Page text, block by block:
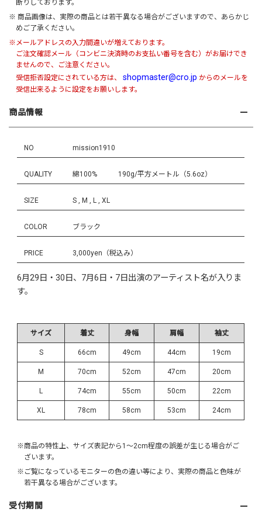
断りしております。
※ 商品画像は、実際の商品とは若干異なる場合がございますので、あらかじ
めご了承ください。
※メールアドレスの入力間違いが増えております。
ご注文確認メール（コンビニ決済時のお支払い番号を含む）がお届けでき
ませんので、ご注意ください。
受信拒否設定にされている方は、 shopmaster@cro.jp からのメールを
受信出来るように設定をお願いします。
商品情報
NO mission1910
QUALITY 綿100% 190g/平方メートル（5.6oz）
SIZE S , M , L , XL
COLOR ブラック
PRICE 3,000yen（税込み）
6月29日・30日、7月6日・7日出演のアーティスト名が入りま
す。
サイズ 着丈 身幅 肩幅 袖丈
S 66cm 49cm 44cm 19cm
M 70cm 52cm 47cm 20cm
L 74cm 55cm 50cm 22cm
XL 78cm 58cm 53cm 24cm
※商品の特性上、サイズ表記から1～2cm程度の誤差が生じる場合がご
ざいます。
※ご覧になっているモニターの色の違い等により、実際の商品と色味が
若干異なる場合がございます。
受付期間